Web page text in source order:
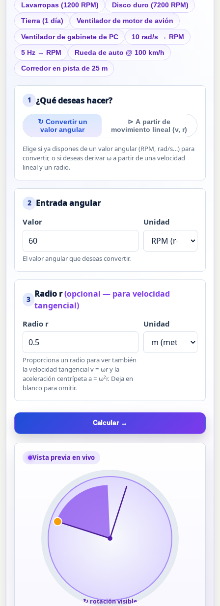
Lavarropas (1200 RPM) Disco duro (7200 RPM)
Tierra (1 día) Ventilador de motor de avión
Ventilador de gabinete de PC 10 rad/s → RPM
5 Hz → RPM Rueda de auto @ 100 km/h
Corredor en pista de 25 m
1 ¿Qué deseas hacer?
↻ Convertir un
valor angular
⊳ A partir de
movimiento lineal (v, r)
Elige si ya dispones de un valor angular (RPM, rad/s…) para
convertir, o si deseas derivar ω a partir de una velocidad
lineal y un radio.
2 Entrada angular
Valor
El valor angular que deseas convertir.
Unidad
3
Radio r(opcional — para velocidad
tangencial)
Radio r
Proporciona un radio para ver también
la velocidad tangencial v = ωr y la
aceleración centrípeta a = ω²r. Deja en
blanco para omitir.
Unidad
Calcular →
Vista previa en vivo
↻ rotación visible